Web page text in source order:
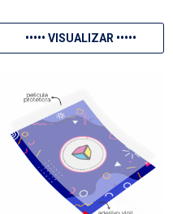
••••• VISUALIZAR •••••